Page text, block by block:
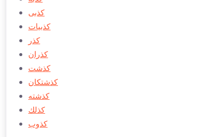
كذبی
كذبيات
كذر
كذران
كذشت
ِكذشتكان
كذشته
كذلك
كذوب